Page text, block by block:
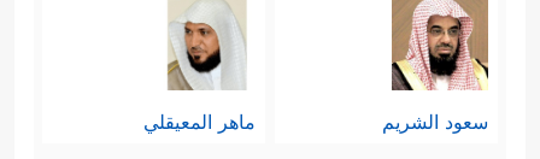
سعود الشريم ماهر المعيقلي